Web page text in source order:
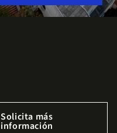
Solicita más
información